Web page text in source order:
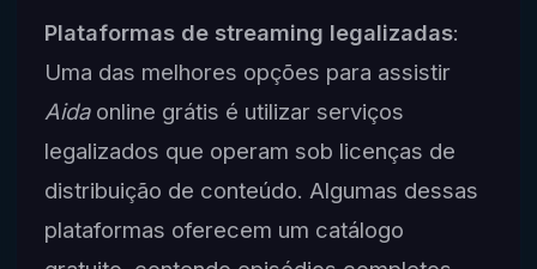
Plataformas de streaming legalizadas:
Uma das melhores opções para assistir
Aidaonline grátis é utilizar serviços
legalizados que operam sob licenças de
distribuição de conteúdo. Algumas dessas
plataformas oferecem um catálogo